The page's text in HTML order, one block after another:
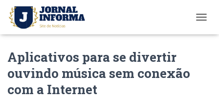
O
Aplicativos para se divertir
ouvindo música sem conexão
com a Internet